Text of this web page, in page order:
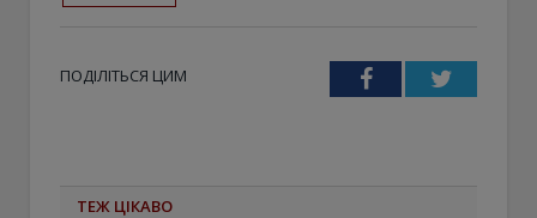
ПОДІЛІТЬСЯ ЦИМ FacebookTwitter
ТЕЖ ЦІКАВО